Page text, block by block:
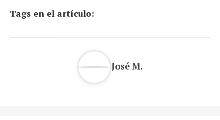
Tags en el artículo:
José M.